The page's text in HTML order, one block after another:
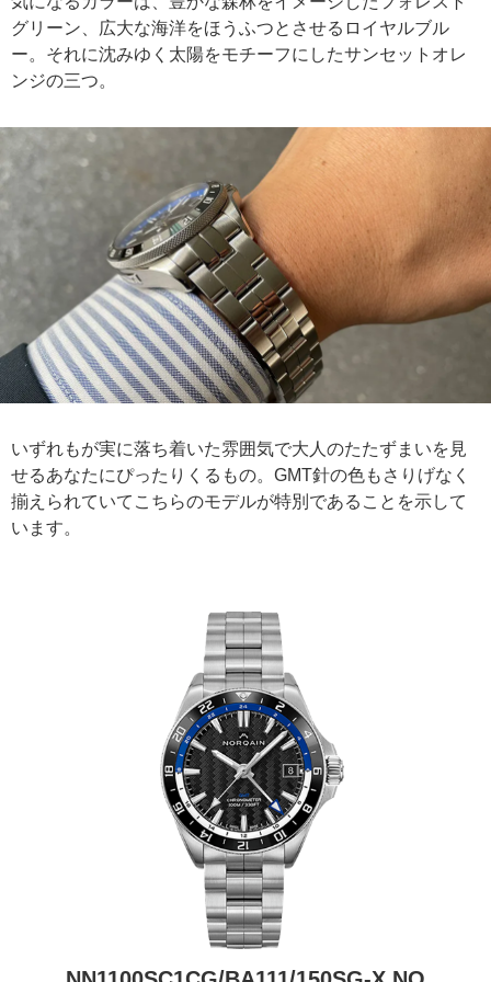
グリーン、広大な海洋をほうふつとさせるロイヤルブル
ー。それに沈みゆく太陽をモチーフにしたサンセットオレ
ンジの三つ。
いずれもが実に落ち着いた雰囲気で大人のたたずまいを見
せるあなたにぴったりくるもの。GMT針の色もさりげなく
揃えられていてこちらのモデルが特別であることを示して
います。